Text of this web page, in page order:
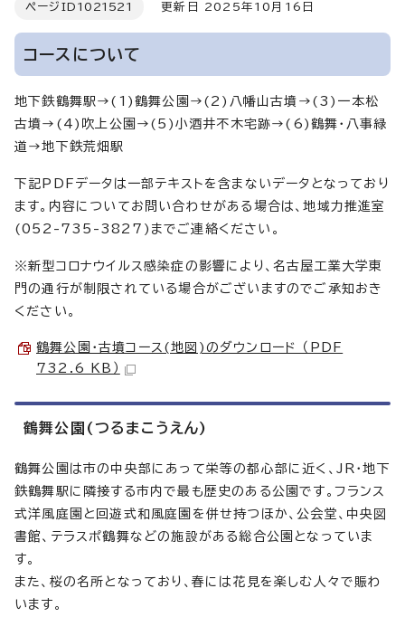
ページID 1021521 更新日 2025年10月16日
コースについて
地下鉄鶴舞駅→(1)鶴舞公園→(2)八幡山古墳→(3)一本松
古墳→(4)吹上公園→(5)小酒井不木宅跡→(6)鶴舞・八事緑
道→地下鉄荒畑駅
下記PDFデータは一部テキストを含まないデータとなっており
ます。内容についてお問い合わせがある場合は、地域力推進室
(052-735-3827)までご連絡ください。
※新型コロナウイルス感染症の影響により、名古屋工業大学東
門の通行が制限されている場合がございますのでご承知おき
ください。
鶴舞公園・古墳コース(地図)のダウンロード （PDF
732.6 KB）
鶴舞公園(つるまこうえん)
鶴舞公園は市の中央部にあって栄等の都心部に近く、JR・地下
鉄鶴舞駅に隣接する市内で最も歴史のある公園です。フランス
式洋風庭園と回遊式和風庭園を併せ持つほか、公会堂、中央図
書館、テラスポ鶴舞などの施設がある総合公園となっていま
す。
また、桜の名所となっており、春には花見を楽しむ人々で賑わ
います。